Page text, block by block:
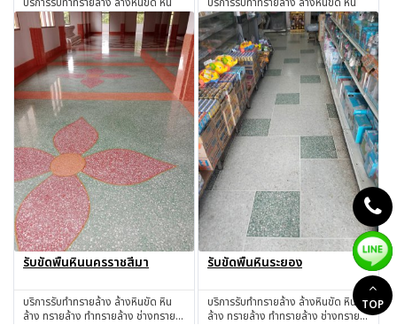
ล้าง ทรายล้าง ทำทรายล้าง ช่างทราย
ล้าง ช่างหินขัด รับทำหินขัด รับทำหิน
อ่อน รับเหมาทำทรายล้าง โดยช่างผู้มี
ประสบการณ์มากกว่า 30 ปี ตาก
สอบถาม
ล้าง ทรายล้าง ทำทรายล้าง ช่างทราย
ล้าง ช่างหินขัด รับทำหินขัด รับทำหิน
อ่อน รับเหมาทำทรายล้าง โดยช่างผู้มี
ประสบการณ์มากกว่า 30 ปี นนทบุรี
สอบถาม
รับขัดพื้นหินนครราชสีมา
บริการรับทำทรายล้าง ล้างหินขัด หิน
ล้าง ทรายล้าง ทำทรายล้าง ช่างทราย
รับขัดพื้นหินระยอง
บริการรับทำทรายล้าง ล้างหินขัด หิน
ล้าง ทรายล้าง ทำทรายล้าง ช่างทราย
TOP